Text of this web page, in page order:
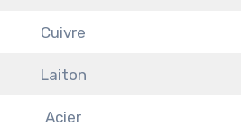
Cuivre
Laiton
Acier